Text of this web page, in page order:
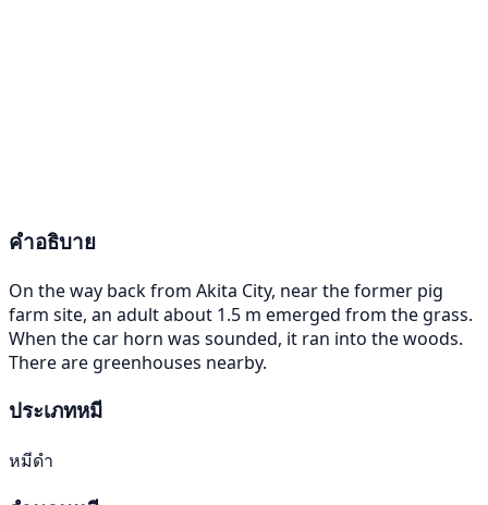
คำอธิบาย
On the way back from Akita City, near the former pig
farm site, an adult about 1.5 m emerged from the grass.
When the car horn was sounded, it ran into the woods.
There are greenhouses nearby.
ประเภทหมี
หมีดำ